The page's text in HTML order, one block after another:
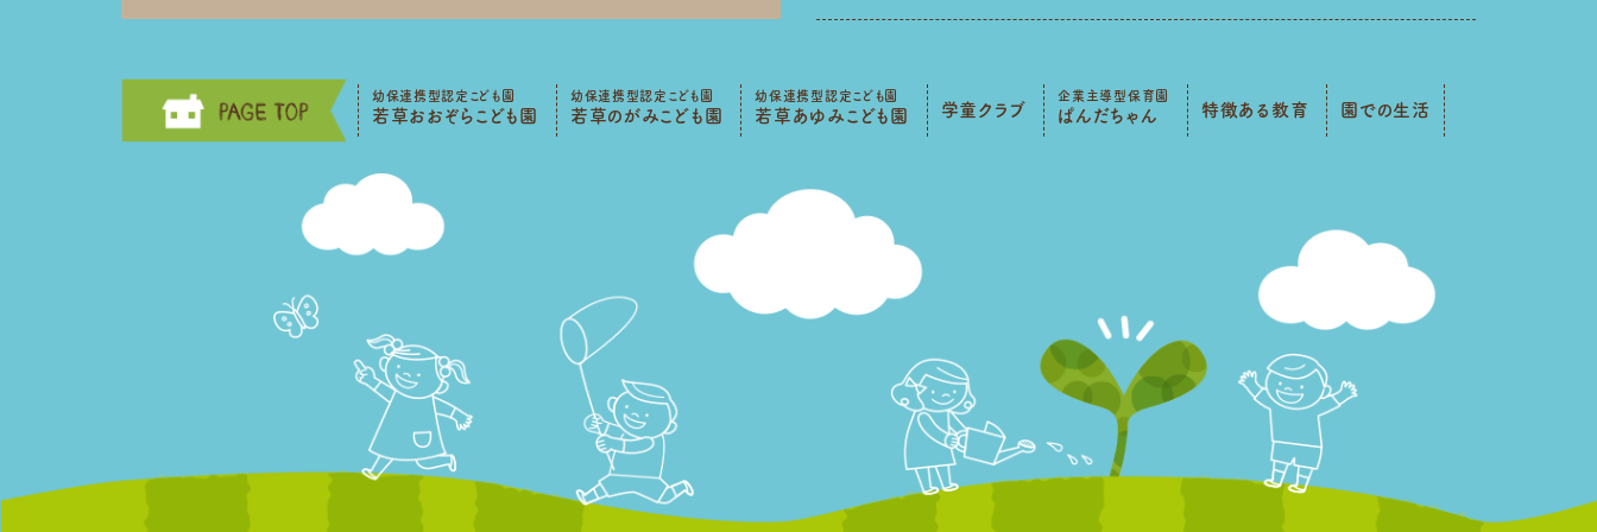
幼保連携型認定こども園
若草おおぞらこども園
幼保連携型認定こども園
若草のがみこども園
幼保連携型認定こども園
若草あゆみこども園 学童クラブ
企業主導型保育園
ぱんだちゃん 特徴ある教育 園での生活